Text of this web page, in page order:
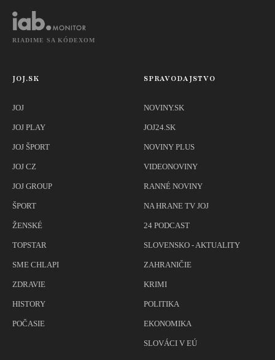
RIADIME SA KÓDEXOM
JOJ.SK
JOJ
JOJ PLAY
JOJ ŠPORT
JOJ CZ
JOJ GROUP
ŠPORT
ŽENSKÉ
TOPSTAR
SME CHLAPI
ZDRAVIE
HISTORY
POČASIE
SPRAVODAJSTVO
NOVINY.SK
JOJ24.SK
NOVINY PLUS
VIDEONOVINY
RANNÉ NOVINY
NA HRANE TV JOJ
24 PODCAST
SLOVENSKO - AKTUALITY
ZAHRANIČIE
KRIMI
POLITIKA
EKONOMIKA
SLOVÁCI V EÚ